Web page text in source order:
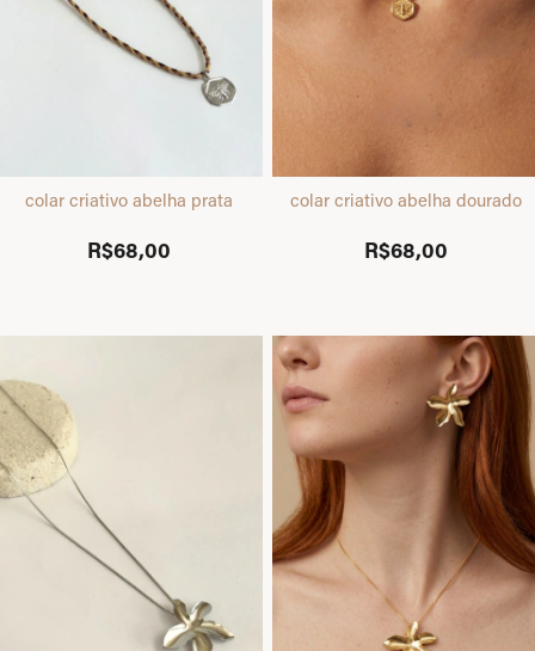
colar criativo abelha prata
R$68,00
colar criativo abelha dourado
R$68,00